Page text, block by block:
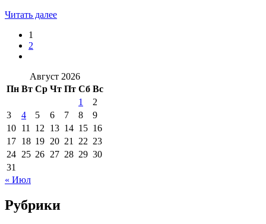
Читать далее
1
2
Август 2026
Пн Вт Ср Чт Пт Сб Вс
1
2
3
4 5 6 7 8
9
10 11 12 13 14 15 16
17 18 19 20 21 22 23
24 25 26 27 28 29 30
31
« Июл
Рубрики